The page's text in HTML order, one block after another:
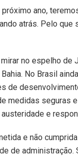
ano,
atrás. Pelo
no espelho de
No Brasil
de
medidas seguras
e
e não
de